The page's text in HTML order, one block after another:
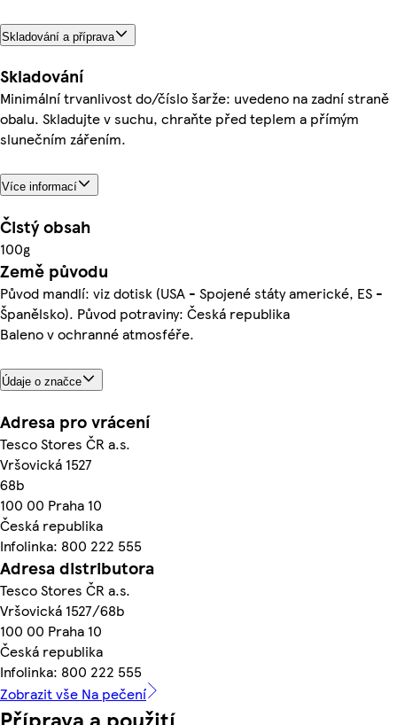
Skladování a příprava
Skladování
Minimální trvanlivost do/číslo šarže: uvedeno na zadní straně
obalu. Skladujte v suchu, chraňte před teplem a přímým
slunečním zářením.
Více informací
Čistý obsah
100g
Země původu
Původ mandlí: viz dotisk (USA - Spojené státy americké, ES -
Španělsko). Původ potraviny: Česká republika
Baleno v ochranné atmosféře.
Údaje o značce
Adresa pro vrácení
Tesco Stores ČR a.s.
Vršovická 1527
68b
100 00 Praha 10
Česká republika
Infolinka: 800 222 555
Adresa distributora
Tesco Stores ČR a.s.
Vršovická 1527/68b
100 00 Praha 10
Česká republika
Infolinka: 800 222 555
Zobrazit vše Na pečení
Příprava a použití